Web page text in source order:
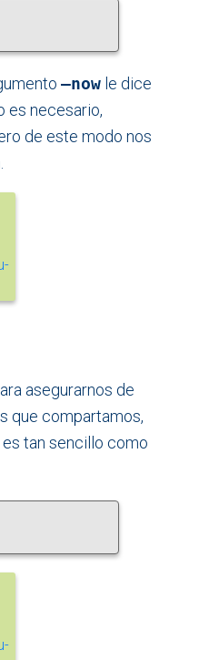
–now le dice
es necesario,
de este modo nos
asegurarnos de
que compartamos,
tan sencillo como